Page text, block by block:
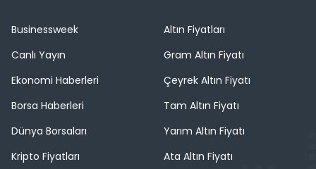
Businessweek
Canlı Yayın
Ekonomi Haberleri
Borsa Haberleri
Dünya Borsaları
Kripto Fiyatları
Altın Fiyatları
Gram Altın Fiyatı
Çeyrek Altın Fiyatı
Tam Altın Fiyatı
Yarım Altın Fiyatı
Ata Altın Fiyatı